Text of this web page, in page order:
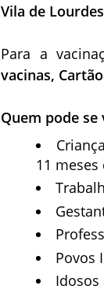
Vila de
Para a
vacinas, Cartão
Quem pode se
11 meses
Povos
Idosos